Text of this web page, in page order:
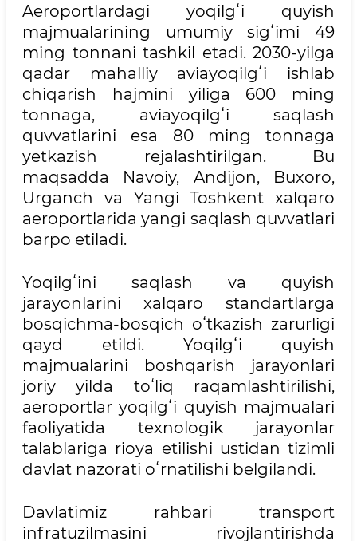
Aeroportlardagi yoqilgʻi quyish
majmualarining umumiy sigʻimi 49
ming tonnani tashkil etadi. 2030-yilga
qadar mahalliy aviayoqilgʻi ishlab
chiqarish hajmini yiliga 600 ming
tonnaga, aviayoqilgʻi saqlash
quvvatlarini esa 80 ming tonnaga
yetkazish rejalashtirilgan. Bu
maqsadda Navoiy, Andijon, Buxoro,
Urganch va Yangi Toshkent xalqaro
aeroportlarida yangi saqlash quvvatlari
barpo etiladi.
Yoqilgʻini saqlash va quyish
jarayonlarini xalqaro standartlarga
bosqichma-bosqich oʻtkazish zarurligi
qayd etildi. Yoqilgʻi quyish
majmualarini boshqarish jarayonlari
joriy yilda toʻliq raqamlashtirilishi,
aeroportlar yoqilgʻi quyish majmualari
faoliyatida texnologik jarayonlar
talablariga rioya etilishi ustidan tizimli
davlat nazorati oʻrnatilishi belgilandi.
Davlatimiz rahbari transport
infratuzilmasini rivojlantirishda